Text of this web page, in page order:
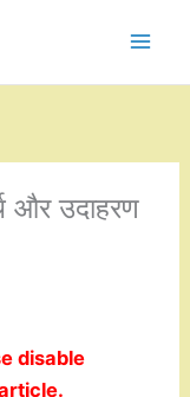
और उदाहरण
disable